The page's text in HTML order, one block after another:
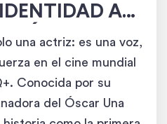
A
ÓSCAR
una actriz: es una voz,
en el cine mundial
Conocida por su
del Óscar Una